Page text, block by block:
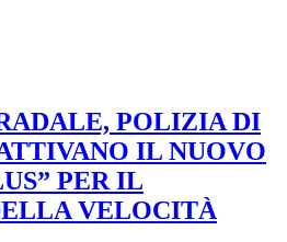
POLIZIA DI
IL NUOVO
PER IL
VELOCITÀ